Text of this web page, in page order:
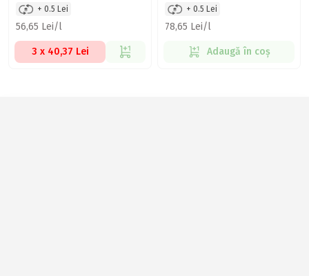
+ 0.5 Lei
56,65 Lei/l
3 x 40,37 Lei
+ 0.5 Lei
78,65 Lei/l
Adaugă în coș